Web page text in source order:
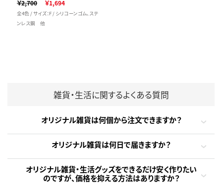
￥2,700
￥1,694
全4色 / サイズ：F / シリコーンゴム、ステ
ンレス鋼 他
雑貨・生活に関するよくある質問
オリジナル雑貨は何個から注文できますか？
オリジナル雑貨は何日で届きますか？
オリジナル雑貨・生活グッズをできるだけ安く作りたい
のですが、価格を抑える方法はありますか？